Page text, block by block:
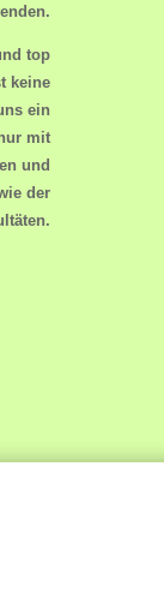
top
keine
ein
mit
und
der